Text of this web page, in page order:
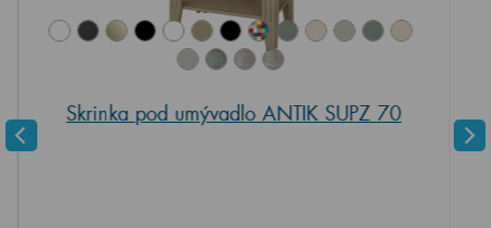
Skrinka pod umývadlo ANTIK SUPZ 70